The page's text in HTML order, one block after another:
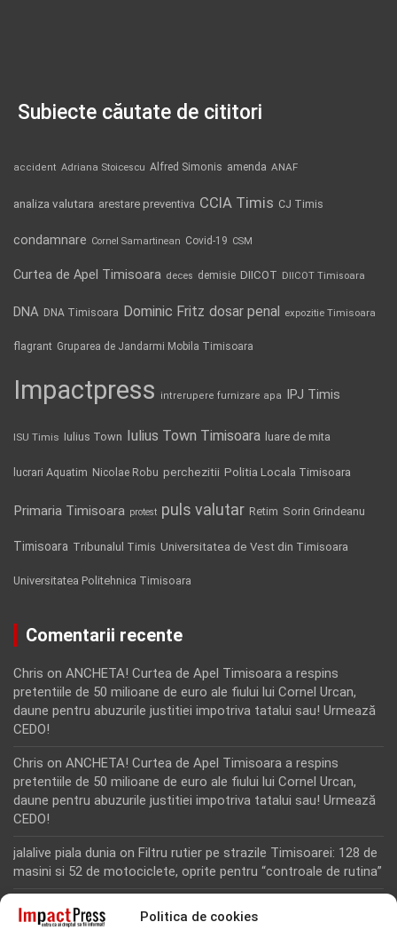
Politica de cookies
Subiecte căutate de cititori
accident Adriana Stoicescu Alfred Simonis amenda ANAF
analiza valutara arestare preventiva CCIA Timis CJ Timis
condamnare Cornel Samartinean Covid-19 CSM
Curtea de Apel Timisoara deces demisie DIICOT DIICOT Timisoara
DNA DNA Timisoara Dominic Fritz dosar penal expozitie Timisoara
flagrant Gruparea de Jandarmi Mobila Timisoara
Impactpress intrerupere furnizare apa IPJ Timis
ISU Timis Iulius Town Iulius Town Timisoara luare de mita
lucrari Aquatim Nicolae Robu perchezitii Politia Locala Timisoara
Primaria Timisoara protest puls valutar Retim Sorin Grindeanu
Timisoara Tribunalul Timis Universitatea de Vest din Timisoara
Universitatea Politehnica Timisoara
Comentarii recente
Chris on ANCHETA! Curtea de Apel Timisoara a respins
pretentiile de 50 milioane de euro ale fiului lui Cornel Urcan,
daune pentru abuzurile justitiei impotriva tatalui sau! Urmează
CEDO!
Chris on ANCHETA! Curtea de Apel Timisoara a respins
pretentiile de 50 milioane de euro ale fiului lui Cornel Urcan,
daune pentru abuzurile justitiei impotriva tatalui sau! Urmează
CEDO!
jalalive piala dunia on Filtru rutier pe strazile Timisoarei: 128 de
masini si 52 de motociclete, oprite pentru “controale de rutina”
Rodion Camatoritul
fonduri europene de la Tomnatic, retinut pentru 24 de ore!